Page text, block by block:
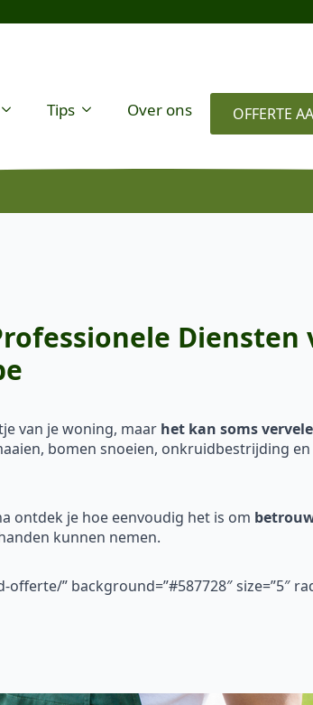
Tips Over ons OFFERTE
Diensten
van je woning, maar het kan soms
bomen snoeien, onkruidbestrijding
ontdek je hoe eenvoudig het is om
kunnen nemen.
” background=”#587728″ size=”5″